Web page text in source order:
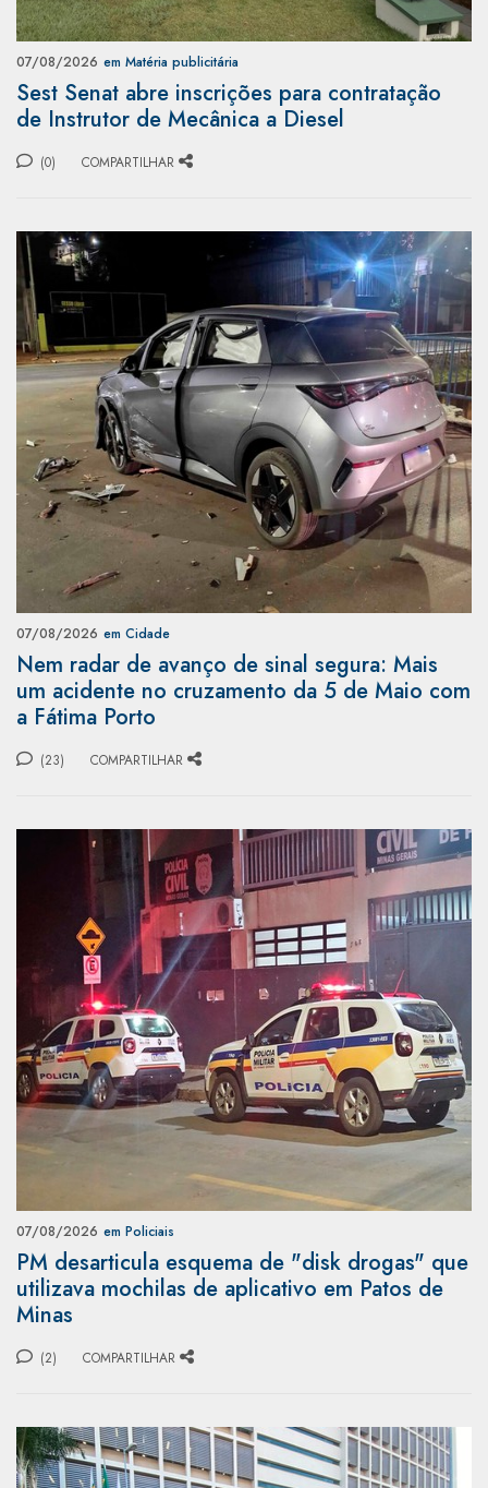
07/08/2026 em Matéria publicitária
Sest Senat abre inscrições para contratação
de Instrutor de Mecânica a Diesel
(0) COMPARTILHAR
07/08/2026 em Cidade
Nem radar de avanço de sinal segura: Mais
um acidente no cruzamento da 5 de Maio com
a Fátima Porto
(23) COMPARTILHAR
07/08/2026 em Policiais
PM desarticula esquema de "disk drogas" que
utilizava mochilas de aplicativo em Patos de
Minas
(2) COMPARTILHAR